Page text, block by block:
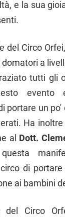
e la sua
del Circo Orfei,
a
tutti gli
evento
portare un
Ha
al Dott.
di
ai bambini
del Circo